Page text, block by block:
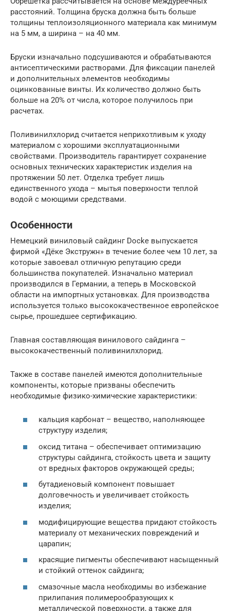
расстояний. Толщина бруска должна быть больше
толщины теплоизоляционного материала как минимум
на 5 мм, а ширина – на 40 мм.
Бруски изначально подсушиваются и обрабатываются
антисептическими растворами. Для фиксации панелей
и дополнительных элементов необходимы
оцинкованные винты. Их количество должно быть
больше на 20% от числа, которое получилось при
расчетах.
Поливинилхлорид считается неприхотливым к уходу
материалом с хорошими эксплуатационными
свойствами. Производитель гарантирует сохранение
основных технических характеристик изделия на
протяжении 50 лет. Отделка требует лишь
единственного ухода – мытья поверхности теплой
водой с моющими средствами.
Особенности
Немецкий виниловый сайдинг Docke выпускается
фирмой «Дёке Экстружн» в течение более чем 10 лет, за
которые завоевал отличную репутацию среди
большинства покупателей. Изначально материал
производился в Германии, а теперь в Московской
области на импортных установках. Для производства
используется только высококачественное европейское
сырье, прошедшее сертификацию.
Главная составляющая винилового сайдинга –
высококачественный поливинилхлорид.
Также в составе панелей имеются дополнительные
компоненты, которые призваны обеспечить
необходимые физико-химические характеристики:
кальция карбонат – вещество, наполняющее
структуру изделия;
оксид титана – обеспечивает оптимизацию
структуры сайдинга, стойкость цвета и защиту
от вредных факторов окружающей среды;
бутадиеновый компонент повышает
долговечность и увеличивает стойкость
изделия;
модифицирующие вещества придают стойкость
материалу от механических повреждений и
царапин;
красящие пигменты обеспечивают насыщенный
и стойкий оттенок сайдинга;
смазочные масла необходимы во избежание
прилипания полимерообразующих к
металлической поверхности, а также для